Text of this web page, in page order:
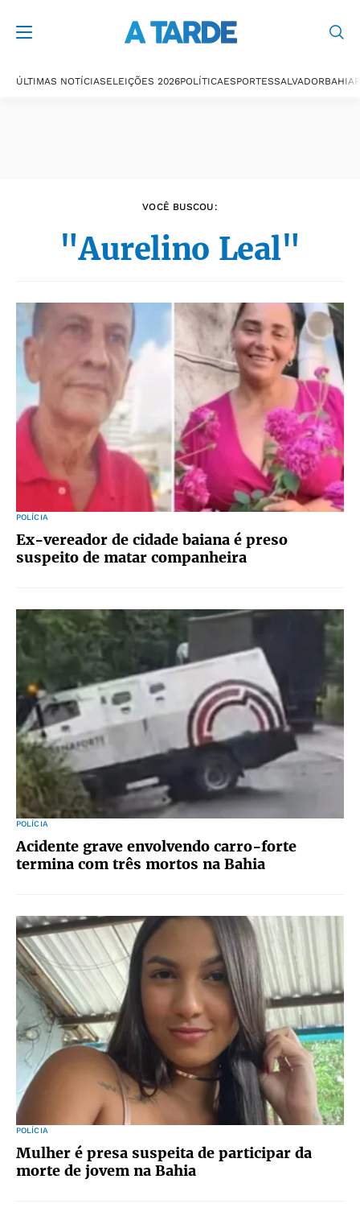
ÚLTIMAS NOTÍCIASELEIÇÕES 2026POLÍTICAESPORTESSALVADORBAHIA
VOCÊ BUSCOU:
"Aurelino Leal"
POLÍCIA
Ex-vereador de cidade baiana é preso
suspeito de matar companheira
POLÍCIA
Acidente grave envolvendo carro-forte
termina com três mortos na Bahia
POLÍCIA
Mulher é presa suspeita de participar da
morte de jovem na Bahia